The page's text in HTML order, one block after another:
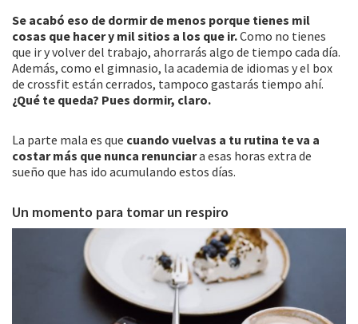
Se acabó eso de dormir de menos porque tienes mil
cosas que hacer y mil sitios a los que ir.Como no tienes
que ir y volver del trabajo, ahorrarás algo de tiempo cada día.
Además, como el gimnasio, la academia de idiomas y el box
de crossfit están cerrados, tampoco gastarás tiempo ahí.
¿Qué te queda? Pues dormir, claro.
La parte mala es que cuando vuelvas a tu rutina te va a
costar más que nunca renunciara esas horas extra de
sueño que has ido acumulando estos días.
Un momento para tomar un respiro